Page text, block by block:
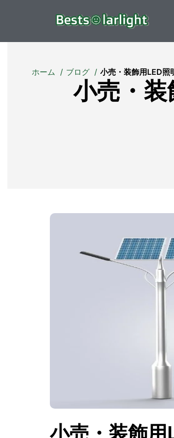
ホーム ブログ 小売・装飾用LED照
小売・
小売・装飾